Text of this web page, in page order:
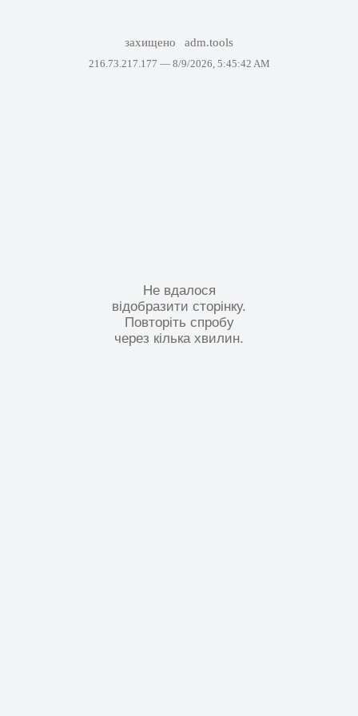
захищено adm.tools
216.73.217.177 — 8/9/2026, 5:45:42 AM
Не вдалося
відобразити сторінку.
Повторіть спробу
через кілька хвилин.